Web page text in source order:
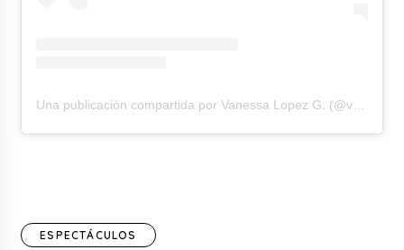
ESPECTÁCULOS